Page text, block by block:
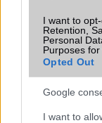
I want to
Retention,
Personal
Purposes for
Opted Out
Google
I want to
miközben a